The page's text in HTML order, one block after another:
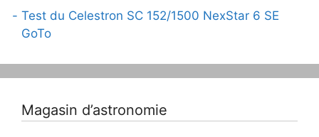
Test du Celestron SC 152/1500 NexStar 6 SE
GoTo
Magasin d’astronomie